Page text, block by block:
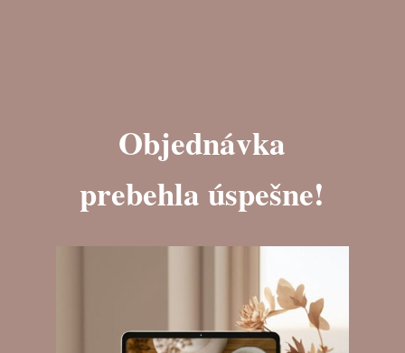
Objednávka
prebehla úspešne!